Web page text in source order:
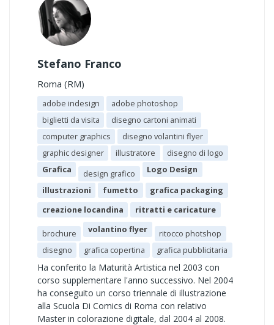
Stefano Franco
Roma (RM)
adobe indesign
adobe photoshop
biglietti da visita
disegno cartoni animati
computer graphics
disegno volantini flyer
graphic designer
illustratore
disegno di logo
Grafica
design grafico
Logo Design
illustrazioni
fumetto
grafica packaging
creazione locandina
ritratti e caricature
brochure volantino flyer
ritocco photshop
disegno
grafica copertina grafica pubblicitaria
Ha conferito la Maturità Artistica nel 2003 con
corso supplementare l'anno successivo. Nel 2004
ha conseguito un corso triennale di illustrazione
alla Scuola Di Comics di Roma con relativo
Master in colorazione digitale, dal 2004 al 2008.